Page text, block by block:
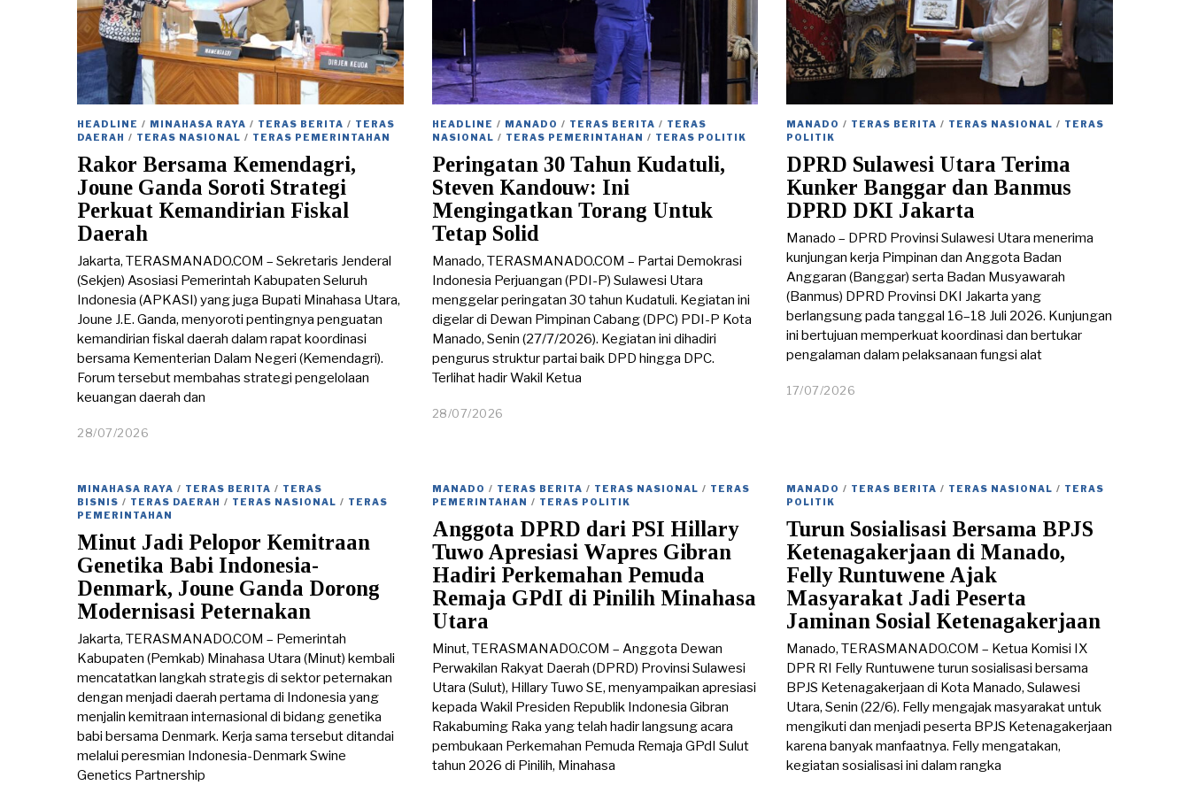
HEADLINE / MINAHASA RAYA / TERAS BERITA / TERAS
DAERAH / TERAS NASIONAL / TERAS PEMERINTAHAN
Rakor Bersama Kemendagri,
Joune Ganda Soroti Strategi
Perkuat Kemandirian Fiskal
Daerah
Jakarta, TERASMANADO.COM – Sekretaris Jenderal
(Sekjen) Asosiasi Pemerintah Kabupaten Seluruh
Indonesia (APKASI) yang juga Bupati Minahasa Utara,
Joune J.E. Ganda, menyoroti pentingnya penguatan
kemandirian fiskal daerah dalam rapat koordinasi
bersama Kementerian Dalam Negeri (Kemendagri).
Forum tersebut membahas strategi pengelolaan
keuangan daerah dan
28/07/2026
7
/
0
2
6
HEADLINE / MANADO / TERAS BERITA / TERAS
NASIONAL / TERAS PEMERINTAHAN / TERAS POLITIK
Peringatan 30 Tahun Kudatuli,
Steven Kandouw: Ini
Mengingatkan Torang Untuk
Tetap Solid
Manado, TERASMANADO.COM – Partai Demokrasi
Indonesia Perjuangan (PDI-P) Sulawesi Utara
menggelar peringatan 30 tahun Kudatuli. Kegiatan ini
digelar di Dewan Pimpinan Cabang (DPC) PDI-P Kota
Manado, Senin (27/7/2026). Kegiatan ini dihadiri
pengurus struktur partai baik DPD hingga DPC.
Terlihat hadir Wakil Ketua
28/07/2026
/
2
0
2
6
MANADO / TERAS BERITA / TERAS NASIONAL / TERAS
POLITIK
DPRD Sulawesi Utara Terima
Kunker Banggar dan Banmus
DPRD DKI Jakarta
Manado – DPRD Provinsi Sulawesi Utara menerima
kunjungan kerja Pimpinan dan Anggota Badan
Anggaran (Banggar) serta Badan Musyawarah
(Banmus) DPRD Provinsi DKI Jakarta yang
berlangsung pada tanggal 16–18 Juli 2026. Kunjungan
ini bertujuan memperkuat koordinasi dan bertukar
pengalaman dalam pelaksanaan fungsi alat
17/07/2026
2
6
MINAHASA RAYA / TERAS BERITA / TERAS
BISNIS / TERAS DAERAH / TERAS NASIONAL / TERAS
PEMERINTAHAN
Minut Jadi Pelopor Kemitraan
Genetika Babi Indonesia-
Denmark, Joune Ganda Dorong
Modernisasi Peternakan
Jakarta, TERASMANADO.COM – Pemerintah
Kabupaten (Pemkab) Minahasa Utara (Minut) kembali
mencatatkan langkah strategis di sektor peternakan
dengan menjadi daerah pertama di Indonesia yang
menjalin kemitraan internasional di bidang genetika
babi bersama Denmark. Kerja sama tersebut ditandai
melalui peresmian Indonesia-Denmark Swine
Genetics Partnership
MANADO / TERAS BERITA / TERAS NASIONAL / TERAS
PEMERINTAHAN / TERAS POLITIK
Anggota DPRD dari PSI Hillary
Tuwo Apresiasi Wapres Gibran
Hadiri Perkemahan Pemuda
Remaja GPdI di Pinilih Minahasa
Utara
Minut, TERASMANADO.COM – Anggota Dewan
Perwakilan Rakyat Daerah (DPRD) Provinsi Sulawesi
Utara (Sulut), Hillary Tuwo SE, menyampaikan apresiasi
kepada Wakil Presiden Republik Indonesia Gibran
Rakabuming Raka yang telah hadir langsung acara
pembukaan Perkemahan Pemuda Remaja GPdI Sulut
tahun 2026 di Pinilih, Minahasa
MANADO / TERAS BERITA / TERAS NASIONAL / TERAS
POLITIK
Turun Sosialisasi Bersama BPJS
Ketenagakerjaan di Manado,
Felly Runtuwene Ajak
Masyarakat Jadi Peserta
Jaminan Sosial Ketenagakerjaan
Manado, TERASMANADO.COM – Ketua Komisi IX
DPR RI Felly Runtuwene turun sosialisasi bersama
BPJS Ketenagakerjaan di Kota Manado, Sulawesi
Utara, Senin (22/6). Felly mengajak masyarakat untuk
mengikuti dan menjadi peserta BPJS Ketenagakerjaan
karena banyak manfaatnya. Felly mengatakan,
kegiatan sosialisasi ini dalam rangka